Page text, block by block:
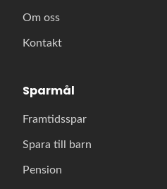
Om oss
Kontakt
Sparmål
Framtidsspar
Spara till barn
Pension